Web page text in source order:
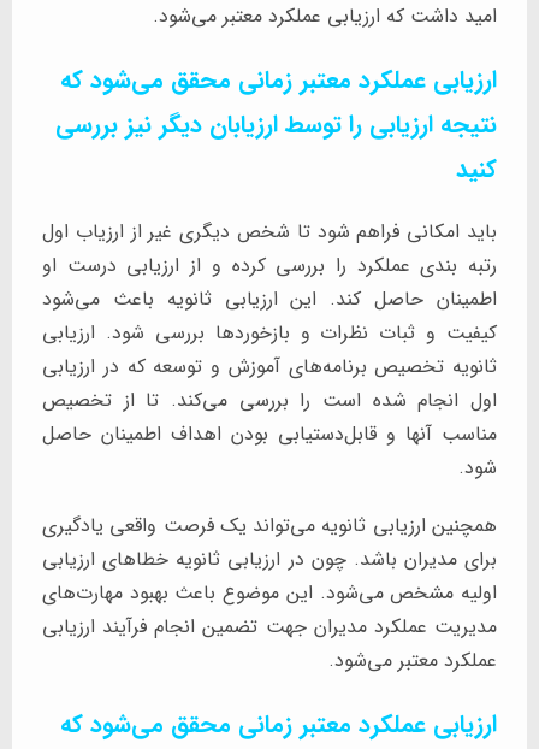
امید داشت که ارزیابی عملکرد معتبر می‌شود.
ارزیابی عملکرد معتبر زمانی محقق می‌شود که
نتیجه ارزیابی را توسط ارزیابان دیگر نیز بررسی
کنید
باید امکانی فراهم شود تا شخص دیگری غیر از ارزیاب اول
رتبه بندی عملکرد را بررسی کرده و از ارزیابی درست او
اطمینان حاصل کند. این ارزیابی ثانویه باعث می‌شود
کیفیت و ثبات نظرات و بازخوردها بررسی شود. ارزیابی
ثانویه تخصیص برنامه‌های آموزش و توسعه که در ارزیابی
اول انجام شده است را بررسی می‌کند. تا از تخصیص
مناسب آنها و قابل‌دستیابی بودن اهداف اطمینان حاصل
شود.
همچنین ارزیابی ثانویه می‌تواند یک فرصت واقعی یادگیری
برای مدیران باشد. چون در ارزیابی ثانویه خطاهای ارزیابی
اولیه مشخص می‌شود. این موضوع باعث بهبود مهارت‌های
مدیریت عملکرد مدیران جهت تضمین انجام فرآیند ارزیابی
عملکرد معتبر می‌شود.
ارزیابی عملکرد معتبر زمانی محقق می‌شود که